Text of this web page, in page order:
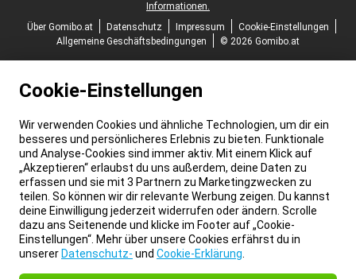
Informationen.
Über Gomibo.at
Datenschutz Impressum
Cookie-Einstellungen
Allgemeine Geschäftsbedingungen
© 2026 Gomibo.at
Cookie-Einstellungen
Wir verwenden Cookies und ähnliche Technologien, um dir ein
besseres und persönlicheres Erlebnis zu bieten. Funktionale
und Analyse-Cookies sind immer aktiv. Mit einem Klick auf
„Akzeptieren“ erlaubst du uns außerdem, deine Daten zu
erfassen und sie mit 3 Partnern zu Marketingzwecken zu
teilen. So können wir dir relevante Werbung zeigen. Du kannst
deine Einwilligung jederzeit widerrufen oder ändern. Scrolle
dazu ans Seitenende und klicke im Footer auf „Cookie-
Einstellungen“. Mehr über unsere Cookies erfährst du in
unserer Datenschutz- und Cookie-Erklärung